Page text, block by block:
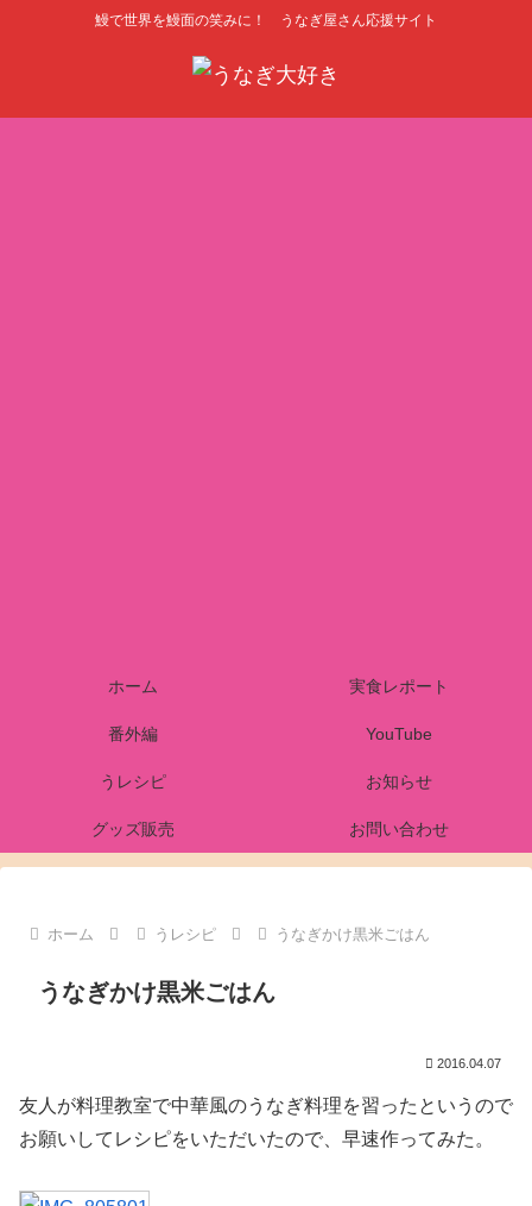
鰻で世界を鰻面の笑みに！ うなぎ屋さん応援サイト
ホーム 実食レポート
番外編 YouTube
うレシピ お知らせ
グッズ販売 お問い合わせ
ホーム うレシピ うなぎかけ黒米ごはん
うなぎかけ黒米ごはん
2016.04.07
友人が料理教室で中華風のうなぎ料理を習ったというので
お願いしてレシピをいただいたので、早速作ってみた。